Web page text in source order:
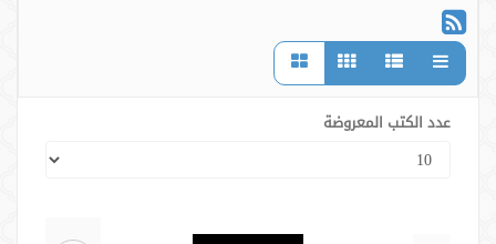
عدد الكتب المعروضة